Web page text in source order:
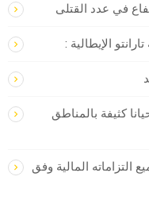
في عدد القتلى
الإيطالية :
كثيفة بالمناطق
التزاماته المالية وفق